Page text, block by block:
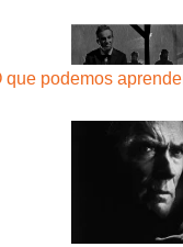
que podemos